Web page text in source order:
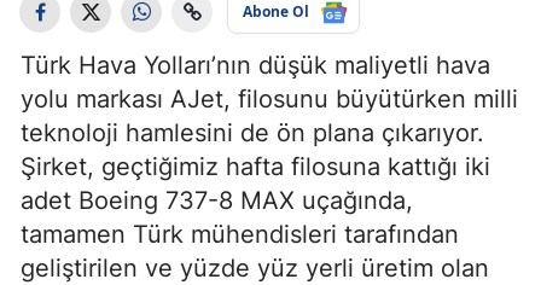
Abone Ol
Türk Hava Yolları’nın düşük maliyetli hava
yolu markası AJet, filosunu büyütürken milli
teknoloji hamlesini de ön plana çıkarıyor.
Şirket, geçtiğimiz hafta filosuna kattığı iki
adet Boeing 737-8 MAX uçağında,
tamamen Türk mühendisleri tarafından
geliştirilen ve yüzde yüz yerli üretim olan